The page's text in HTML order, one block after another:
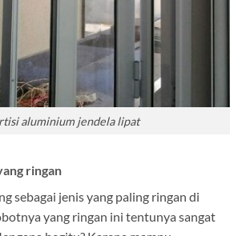
aluminium jendela lipat
ringan
sebagai jenis yang paling ringan di
yang ringan ini tentunya sangat